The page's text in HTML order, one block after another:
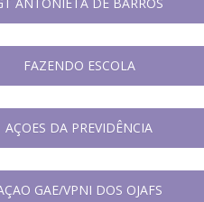
FAZENDO ESCOLA
AÇOES DA PREVIDÊNCIA
GAE/VPNI DOS OJAFS